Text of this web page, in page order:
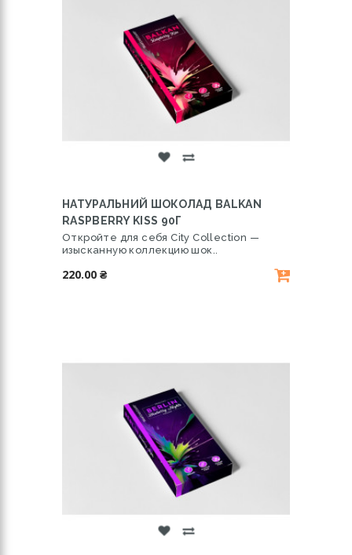
НАТУРАЛЬНИЙ ШОКОЛАД BALKAN
RASPBERRY KISS 90Г
Откройте для себя City Collection —
изысканную коллекцию шок..
220.00 ₴